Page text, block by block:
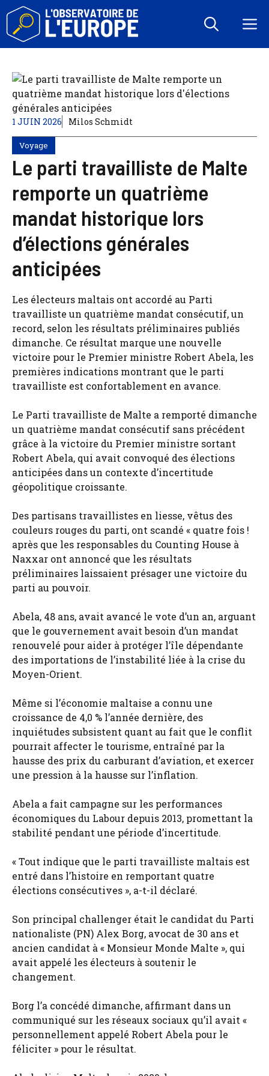
Aller
contenu
1 JUIN 2026 Milos Schmidt
Voyage
Le parti travailliste de Malte
remporte un quatrième
mandat historique lors
d’élections générales
anticipées
Les électeurs maltais ont accordé au Parti
travailliste un quatrième mandat consécutif, un
record, selon les résultats préliminaires publiés
dimanche. Ce résultat marque une nouvelle
victoire pour le Premier ministre Robert Abela, les
premières indications montrant que le parti
travailliste est confortablement en avance.
Le Parti travailliste de Malte a remporté dimanche
un quatrième mandat consécutif sans précédent
grâce à la victoire du Premier ministre sortant
Robert Abela, qui avait convoqué des élections
anticipées dans un contexte d’incertitude
géopolitique croissante.
Des partisans travaillistes en liesse, vêtus des
couleurs rouges du parti, ont scandé « quatre fois !
après que les responsables du Counting House à
Naxxar ont annoncé que les résultats
préliminaires laissaient présager une victoire du
parti au pouvoir.
Abela, 48 ans, avait avancé le vote d’un an, arguant
que le gouvernement avait besoin d’un mandat
renouvelé pour aider à protéger l’île dépendante
des importations de l’instabilité liée à la crise du
Moyen-Orient.
Même si l’économie maltaise a connu une
croissance de 4,0 % l’année dernière, des
inquiétudes subsistent quant au fait que le conflit
pourrait affecter le tourisme, entraîné par la
hausse des prix du carburant d’aviation, et exercer
une pression à la hausse sur l’inflation.
Abela a fait campagne sur les performances
économiques du Labour depuis 2013, promettant la
stabilité pendant une période d’incertitude.
« Tout indique que le parti travailliste maltais est
entré dans l’histoire en remportant quatre
élections consécutives », a-t-il déclaré.
Son principal challenger était le candidat du Parti
nationaliste (PN) Alex Borg, avocat de 30 ans et
ancien candidat à « Monsieur Monde Malte », qui
avait appelé les électeurs à soutenir le
changement.
Borg l’a concédé dimanche, affirmant dans un
communiqué sur les réseaux sociaux qu’il avait «
personnellement appelé Robert Abela pour le
féliciter » pour le résultat.